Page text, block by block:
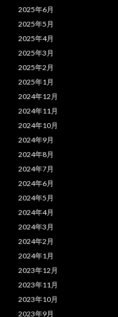
2025年6月
2025年5月
2025年4月
2025年3月
2025年2月
2025年1月
2024年12月
2024年11月
2024年10月
2024年9月
2024年8月
2024年7月
2024年6月
2024年5月
2024年4月
2024年3月
2024年2月
2024年1月
2023年12月
2023年11月
2023年10月
2023年9月